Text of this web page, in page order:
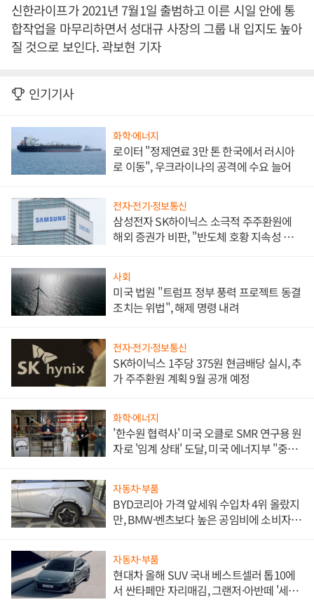
신한라이프가 2021년 7월1일 출범하고 이른 시일 안에 통
합작업을 마무리하면서 성대규 사장의 그룹 내 입지도 높아
질 것으로 보인다. 곽보현 기자
인기기사
화학·에너지
로이터 "정제연료 3만 톤 한국에서 러시아
로 이동", 우크라이나의 공격에 수요 늘어
전자·전기·정보통신
삼성전자 SK하이닉스 소극적 주주환원에
해외 증권가 비판, "반도체 호황 지속성 의
사회
미국 법원 "트럼프 정부 풍력 프로젝트 동결
조치는 위법", 해제 명령 내려
전자·전기·정보통신
SK하이닉스 1주당 375원 현금배당 실시, 추
가 주주환원 계획 9월 공개 예정
화학·에너지
'한수원 협력사' 미국 오클로 SMR 연구용 원
자로 '임계 상태' 도달, 미국 에너지부 "중요
자동차·부품
BYD코리아 가격 앞세워 수입차 4위 올랐지
만, BMW·벤츠보다 높은 공임비에 소비자
자동차·부품
현대차 올해 SUV 국내 베스트셀러 톱10에
서 싼타페만 자리매김, 그랜저·아반떼 '세단